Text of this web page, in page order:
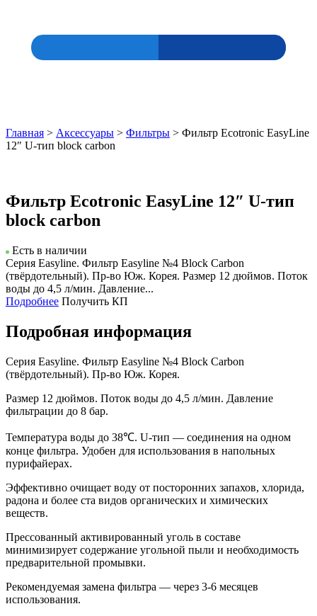
Главная > Аксессуары > Фильтры > Фильтр Ecotronic EasyLine
12″ U-тип block carbon
Фильтр Ecotronic EasyLine 12″ U-тип
block carbon
Есть в наличии
Серия Easyline. Фильтр Easyline №4 Block Carbon
(твёрдотельный). Пр-во Юж. Корея. Размер 12 дюймов. Поток
воды до 4,5 л/мин. Давление...
Подробнее Получить КП
Подробная информация
Серия Easyline. Фильтр Easyline №4 Block Carbon
(твёрдотельный). Пр-во Юж. Корея.
Размер 12 дюймов. Поток воды до 4,5 л/мин. Давление
фильтрации до 8 бар.
Температура воды до 38℃. U-тип — соединения на одном
конце фильтра. Удобен для использования в напольных
пурифайерах.
Эффективно очищает воду от посторонних запахов, хлорида,
радона и более ста видов органических и химических
веществ.
Прессованный активированный уголь в составе
минимизирует содержание угольной пыли и необходимость
предварительной промывки.
Рекомендуемая замена фильтра — через 3-6 месяцев
использования.